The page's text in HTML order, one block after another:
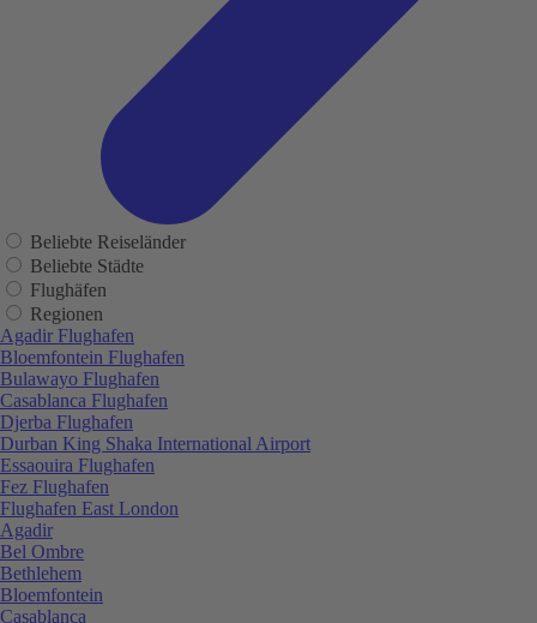
Beliebte Reiseländer
Beliebte Städte
Flughäfen
Regionen
Agadir Flughafen
Bloemfontein Flughafen
Bulawayo Flughafen
Casablanca Flughafen
Djerba Flughafen
Durban King Shaka International Airport
Essaouira Flughafen
Fez Flughafen
Flughafen East London
Agadir
Bel Ombre
Bethlehem
Bloemfontein
Casablanca